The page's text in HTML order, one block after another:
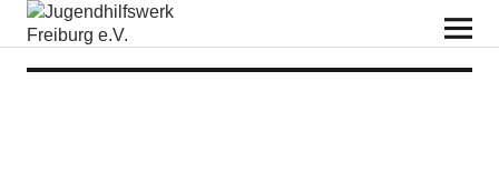
Jugendhilfswerk Freiburg e.V.